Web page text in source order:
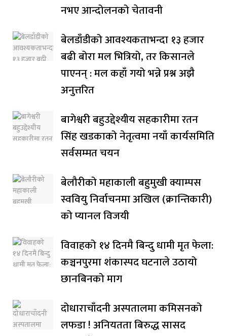
नभए आन्दोलनको चेतावनी
बेलडाँडीको आवश्यकताभन्दा १३ हजार
बढी बोरा मल भित्रियो, तर किसानले
पाएनन् : मल कहाँ गयो भन्ने प्रश्न अझै
अनुत्तरित
बागेश्वरी बहुउद्देश्यीय सहकारीमा रतन
सिंह खडकाको नेतृत्वमा नयाँ कार्यसमिति
सर्वसम्मत चयन
बेलौरीको महाकाली बहुमुखी क्याम्पस
स्ववियु निर्वाचनमा अखिल (क्रान्तिकारी)
को प्यानल विजयी
विवाहको १४ दिनमै बिन्दु धामी मृत फेला:
कञ्चनपुरमा शंकास्पद घटनाले उठायो
छानबिनको माग
दोधाराचाँदनी अस्पतालमा कमिसनको
लफडा ! अनियतता बिरुद्ध सासद